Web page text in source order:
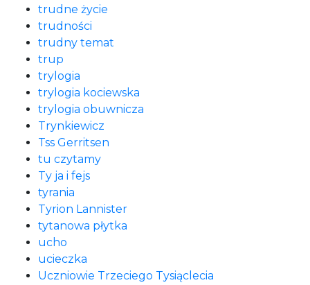
trudne życie
trudności
trudny temat
trup
trylogia
trylogia kociewska
trylogia obuwnicza
Trynkiewicz
Tss Gerritsen
tu czytamy
Ty ja i fejs
tyrania
Tyrion Lannister
tytanowa płytka
ucho
ucieczka
Uczniowie Trzeciego Tysiąclecia